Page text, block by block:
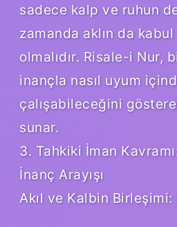
sadece kalp ve ruhun
zamanda aklın da
olmalıdır. Risale-i Nur,
inançla nasıl uyum
çalışabileceğini
sunar.
3. Tahkiki İman
İnanç Arayışı
Akıl ve Kalbin